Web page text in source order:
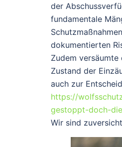
der
fundamentale
dokumentierten
Zudem
Zustand der
auch zur
https://
gestoppt-doch-
Wir sind